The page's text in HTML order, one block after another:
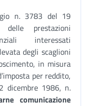
n. 3783 del 19
prestazioni
interessati
degli scaglioni
in misura
per reddito,
dicembre 1986, n.
comunicazione